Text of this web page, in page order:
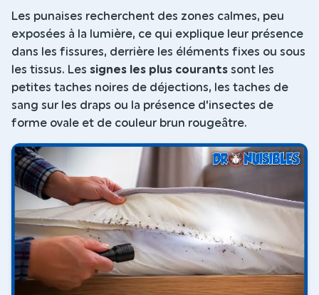
Les punaises recherchent des zones calmes, peu
exposées à la lumière, ce qui explique leur présence
dans les fissures, derrière les éléments fixes ou sous
les tissus. Les signes les plus courants sont les
petites taches noires de déjections, les taches de
sang sur les draps ou la présence d'insectes de
forme ovale et de couleur brun rougeâtre.